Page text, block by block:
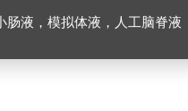
肠液，模拟体液，人工脑脊液